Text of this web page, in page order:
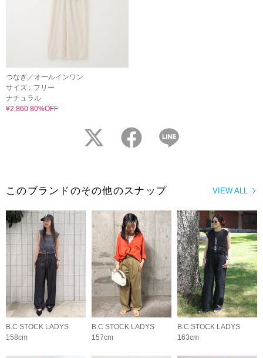
つなぎ／オールインワン
サイズ : フリー
ナチュラル
¥2,860 80%OFF
twitter facebook
VIEW ALL
このブランドのその他のスナップ
B.C STOCK LADYS
158cm
B.C STOCK LADYS
157cm
B.C STOCK LADYS
163cm